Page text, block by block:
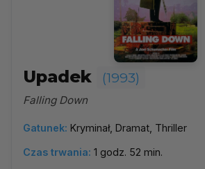
Upadek (1993)
Falling Down
Gatunek: Kryminał, Dramat, Thriller
Czas trwania: 1 godz. 52 min.